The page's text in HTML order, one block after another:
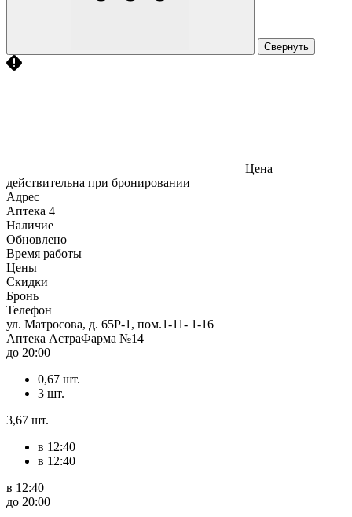
Свернуть
Цена
действительна при бронировании
Адрес
Аптека 4
Наличие
Обновлено
Время работы
Цены
Скидки
Бронь
Телефон
ул. Матросова, д. 65Р-1, пом.1-11- 1-16
Аптека АстраФарма №14
до 20:00
0,67 шт.
3 шт.
3,67 шт.
в 12:40
в 12:40
в 12:40
до 20:00